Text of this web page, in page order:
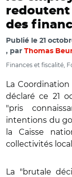
redoutent
des
Publié le 21
par Thomas
Finances et fiscalité,
La
déclaré ce 21
"pris
intentions du
la Caisse
collectivités
La "brutale